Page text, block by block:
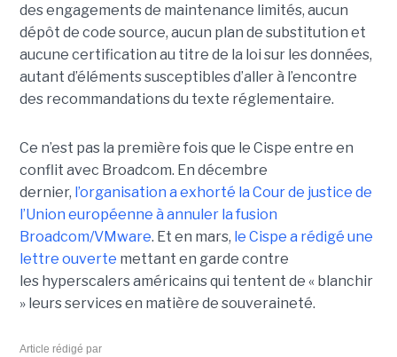
des engagements de maintenance limités, aucun
dépôt de code source, aucun plan de substitution et
aucune certification au titre de la loi sur les données,
autant d’éléments susceptibles d’aller à l’encontre
des recommandations du texte réglementaire.
Ce n’est pas la première fois que le Cispe entre en
conflit avec Broadcom. En décembre
dernier, l’organisation a exhorté la Cour de justice de
l’Union européenne à annuler la fusion
Broadcom/VMware. Et en mars, le Cispe a rédigé une
lettre ouverte mettant en garde contre
les hyperscalers américains qui tentent de « blanchir
» leurs services en matière de souveraineté.
Article rédigé par